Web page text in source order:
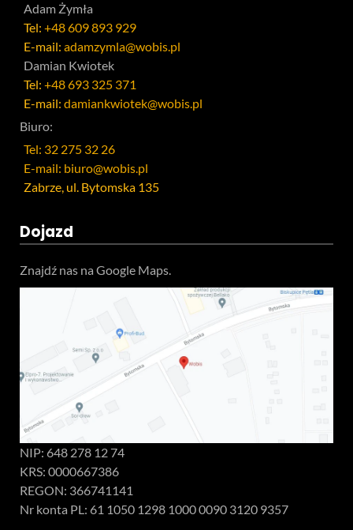
Adam Żymła
Tel: +48 609 893 929
E-mail: adamzymla@wobis.pl
Damian Kwiotek
Tel: +48 693 325 371
E-mail: damiankwiotek@wobis.pl
Biuro:
Tel: 32 275 32 26
E-mail: biuro@wobis.pl
Zabrze, ul. Bytomska 135
Dojazd
Znajdź nas na Google Maps.
NIP: 648 278 12 74
KRS: 0000667386
REGON: 366741141
Nr konta PL: 61 1050 1298 1000 0090 3120 9357